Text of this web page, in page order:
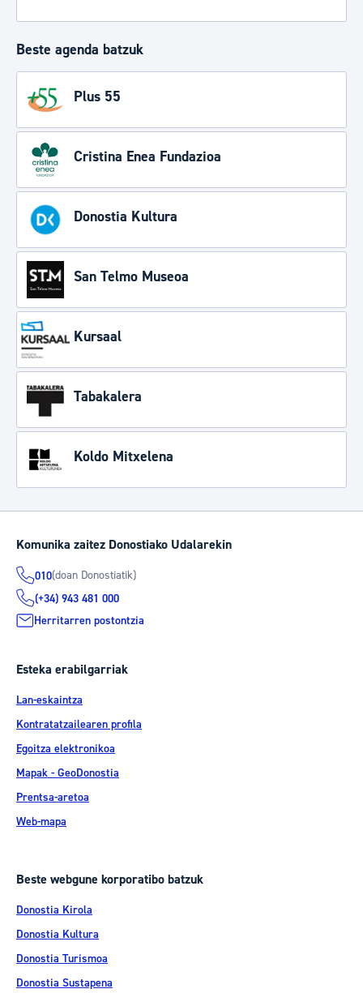
Beste agenda batzuk
Plus 55
Cristina Enea Fundazioa
Donostia Kultura
San Telmo Museoa
Kursaal
Tabakalera
Koldo Mitxelena
Komunika zaitez Donostiako Udalarekin
010(doan Donostiatik)
(+34) 943 481 000
Herritarren postontzia
Esteka erabilgarriak
Lan-eskaintza
Kontratatzailearen profila
Egoitza elektronikoa
Mapak - GeoDonostia
Prentsa-aretoa
Web-mapa
Beste webgune korporatibo batzuk
Donostia Kirola
Donostia Kultura
Donostia Turismoa
Donostia Sustapena